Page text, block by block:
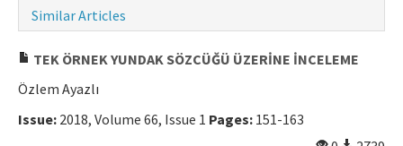
Similar Articles
TEK ÖRNEK YUNDAK SÖZCÜĞÜ ÜZERİNE İNCELEME
Özlem Ayazlı
Issue: 2018, Volume 66, Issue 1 Pages: 151-163